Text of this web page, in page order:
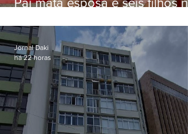
Pai mata esposa e seis filhos
Jornal Daki
há 22 horas